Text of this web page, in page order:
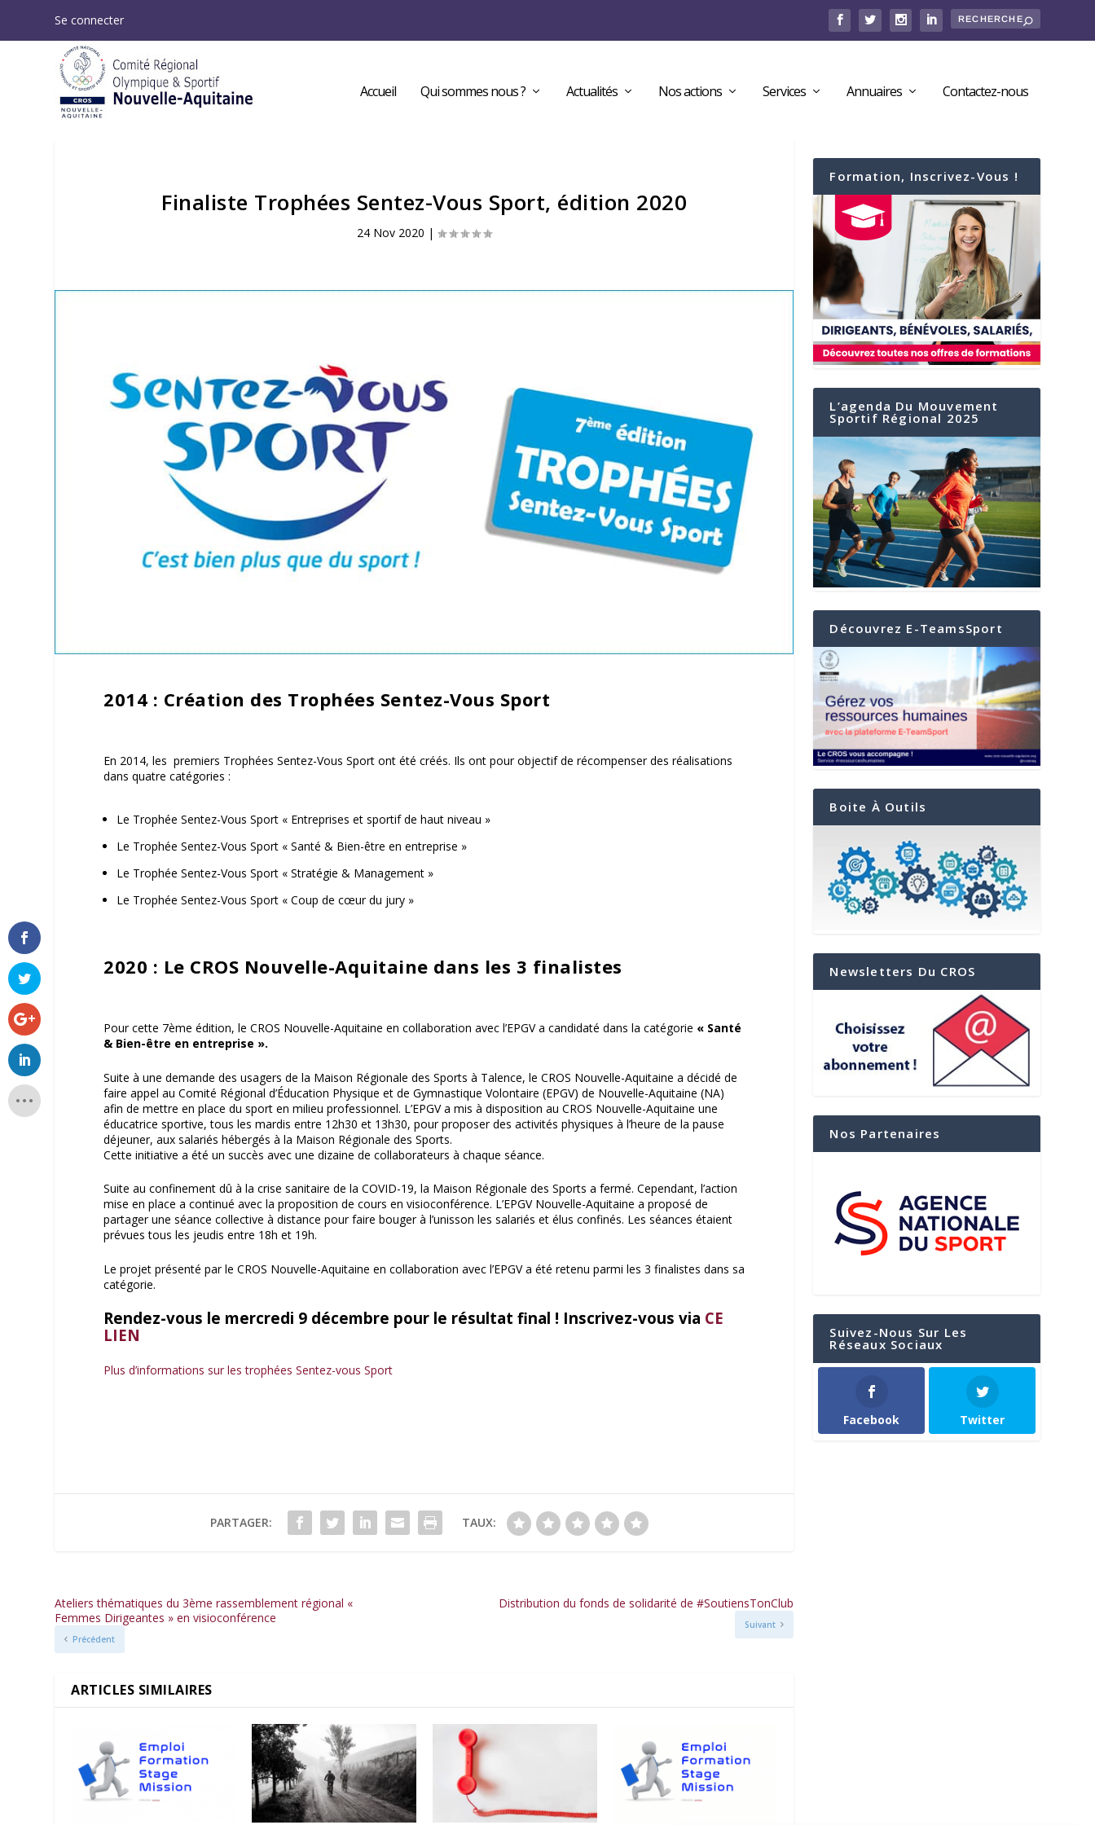
Se connecter
Accueil Qui sommes nous ? Actualités Nos actions Services Annuaires Contactez-nous
Finaliste Trophées Sentez-Vous Sport, édition 2020
24 Nov 2020 |
2014 : Création des Trophées Sentez-Vous Sport
En 2014, les premiers Trophées Sentez-Vous Sport ont été créés. Ils ont pour objectif de récompenser des réalisations
dans quatre catégories :
Le Trophée Sentez-Vous Sport « Entreprises et sportif de haut niveau »
Le Trophée Sentez-Vous Sport « Santé & Bien-être en entreprise »
Le Trophée Sentez-Vous Sport « Stratégie & Management »
Le Trophée Sentez-Vous Sport « Coup de cœur du jury »
2020 : Le CROS Nouvelle-Aquitaine dans les 3 finalistes
Pour cette 7ème édition, le CROS Nouvelle-Aquitaine en collaboration avec l’EPGV a candidaté dans la catégorie « Santé
& Bien-être en entreprise ».
Suite à une demande des usagers de la Maison Régionale des Sports à Talence, le CROS Nouvelle-Aquitaine a décidé de
faire appel au Comité Régional d’Éducation Physique et de Gymnastique Volontaire (EPGV) de Nouvelle-Aquitaine (NA)
afin de mettre en place du sport en milieu professionnel. L’EPGV a mis à disposition au CROS Nouvelle-Aquitaine une
éducatrice sportive, tous les mardis entre 12h30 et 13h30, pour proposer des activités physiques à l’heure de la pause
déjeuner, aux salariés hébergés à la Maison Régionale des Sports.
Cette initiative a été un succès avec une dizaine de collaborateurs à chaque séance.
Suite au confinement dû à la crise sanitaire de la COVID-19, la Maison Régionale des Sports a fermé. Cependant, l’action
mise en place a continué avec la proposition de cours en visioconférence. L’EPGV Nouvelle-Aquitaine a proposé de
partager une séance collective à distance pour faire bouger à l’unisson les salariés et élus confinés. Les séances étaient
prévues tous les jeudis entre 18h et 19h.
Le projet présenté par le CROS Nouvelle-Aquitaine en collaboration avec l’EPGV a été retenu parmi les 3 finalistes dans sa
catégorie.
Rendez-vous le mercredi 9 décembre pour le résultat final ! Inscrivez-vous via CE
LIEN
Plus d’informations sur les trophées Sentez-vous Sport
PARTAGER: TAUX:
Ateliers thématiques du 3ème rassemblement régional «
Femmes Dirigeantes » en visioconférence
Précédent
Distribution du fonds de solidarité de #SoutiensTonClub
Suivant
ARTICLES SIMILAIRES
Formation, Inscrivez-Vous !
L’agenda Du Mouvement
Sportif Régional 2025
Découvrez E-TeamsSport
Boite À Outils
Newsletters Du CROS
Nos Partenaires
Suivez-Nous Sur Les
Réseaux Sociaux
Facebook Twitter